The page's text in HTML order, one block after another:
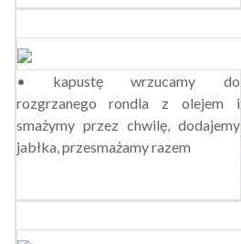
• kapustę wrzucamy do
rozgrzanego rondla z olejem i
smażymy przez chwilę, dodajemy
jabłka, przesmażamy razem